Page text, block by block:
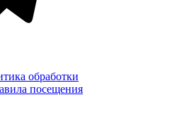
обработки
посещения